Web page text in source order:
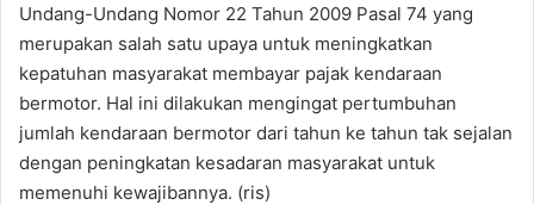
Undang-Undang Nomor 22 Tahun 2009 Pasal 74 yang
merupakan salah satu upaya untuk meningkatkan
kepatuhan masyarakat membayar pajak kendaraan
bermotor. Hal ini dilakukan mengingat pertumbuhan
jumlah kendaraan bermotor dari tahun ke tahun tak sejalan
dengan peningkatan kesadaran masyarakat untuk
memenuhi kewajibannya. (ris)